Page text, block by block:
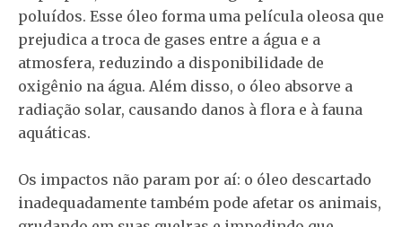
poluídos. Esse óleo forma uma película oleosa que
prejudica a troca de gases entre a água e a
atmosfera, reduzindo a disponibilidade de
oxigênio na água. Além disso, o óleo absorve a
radiação solar, causando danos à flora e à fauna
aquáticas.
Os impactos não param por aí: o óleo descartado
inadequadamente também pode afetar os animais,